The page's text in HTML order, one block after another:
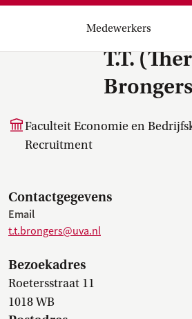
Medewerkers
T.T.
Brongers
Faculteit Economie en
Recruitment
Contactgegevens
Email
t.t.brongers@uva.nl
Bezoekadres
Roetersstraat 11
1018 WB